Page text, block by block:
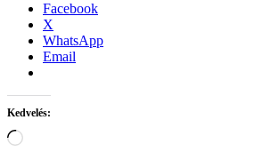
Facebook
X
WhatsApp
Email
Kedvelés:
Loading…